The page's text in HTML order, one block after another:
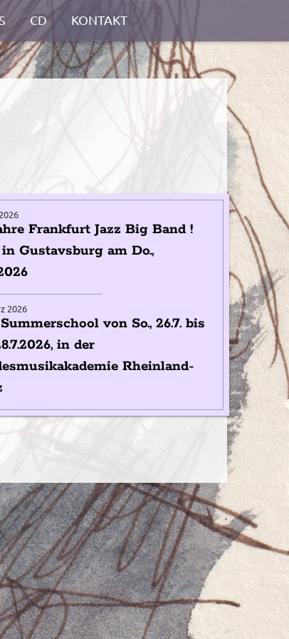
CD KONTAKT
Frankfurt Jazz Big Band !
Gustavsburg am Do.,
2026
von So., 26.7. bis
in der
Rheinland-